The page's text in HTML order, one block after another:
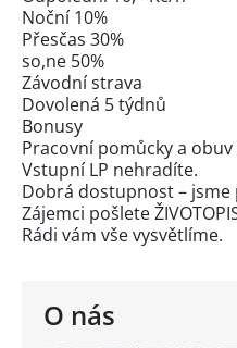
O nás
Noční 10%
Přesčas 30%
so,ne 50%
Závodní strava
Dovolená 5 týdnů
Bonusy
Pracovní pomůcky a
Vstupní LP nehradíte.
Dobrá dostupnost –
Zájemci pošlete
Rádi vám vše vysvětlíme.